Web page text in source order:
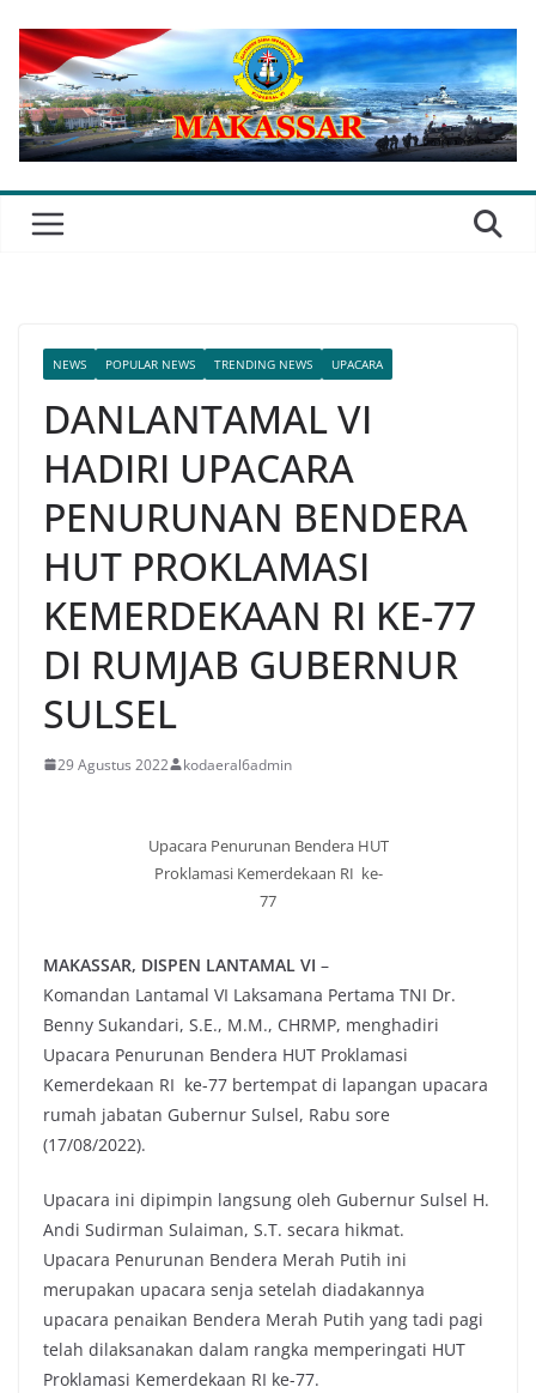
content
NEWS POPULAR NEWS TRENDING NEWS UPACARA
DANLANTAMAL VI
HADIRI UPACARA
PENURUNAN BENDERA
HUT PROKLAMASI
KEMERDEKAAN RI KE-77
DI RUMJAB GUBERNUR
SULSEL
29 Agustus 2022 kodaeral6admin
Upacara Penurunan Bendera HUT
Proklamasi Kemerdekaan RI ke-
77
MAKASSAR, DISPEN LANTAMAL VI –
Komandan Lantamal VI Laksamana Pertama TNI Dr.
Benny Sukandari, S.E., M.M., CHRMP, menghadiri
Upacara Penurunan Bendera HUT Proklamasi
Kemerdekaan RI ke-77 bertempat di lapangan upacara
rumah jabatan Gubernur Sulsel, Rabu sore
(17/08/2022).
Upacara ini dipimpin langsung oleh Gubernur Sulsel H.
Andi Sudirman Sulaiman, S.T. secara hikmat.
Upacara Penurunan Bendera Merah Putih ini
merupakan upacara senja setelah diadakannya
upacara penaikan Bendera Merah Putih yang tadi pagi
telah dilaksanakan dalam rangka memperingati HUT
Proklamasi Kemerdekaan RI ke-77.